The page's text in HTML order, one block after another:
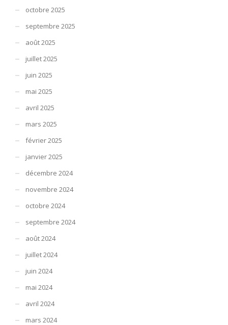
octobre 2025
septembre 2025
août 2025
juillet 2025
juin 2025
mai 2025
avril 2025
mars 2025
février 2025
janvier 2025
décembre 2024
novembre 2024
octobre 2024
septembre 2024
août 2024
juillet 2024
juin 2024
mai 2024
avril 2024
mars 2024